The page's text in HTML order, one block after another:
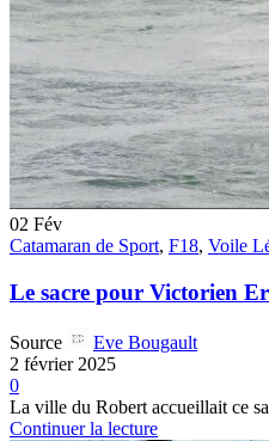
02 Fév
Catamaran de Sport, F18, Voile
Le sacre pour Victorien
Source
Eve Bougault
2 février 2025
0
La ville du Robert accueillait ce
Continuer la lecture